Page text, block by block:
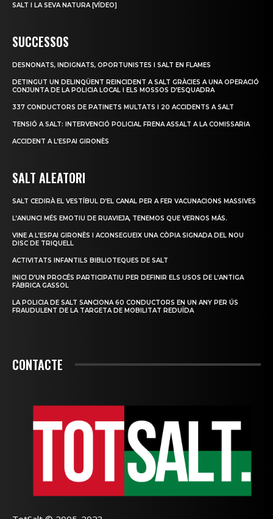
SALT I LA SEVA NATURA [VÍDEO]
SUCCESSOS
DESNONATS, INDIGNATS, OPORTUNISTES I SALT EN FLAMES
DETINGUT UN DELINQÜENT REINCIDENT A SALT GRÀCIES A UNA OPERACIÓ
CONJUNTA DE LA POLICIA LOCAL I ELS MOSSOS D’ESQUADRA
337 CONDUCTORS DE PATINETS MULTATS I 20 ACCIDENTS A SALT
TENSIÓ A SALT: INTERVENCIÓ POLICIAL FRENA ASSALT A LA COMISSARIA
ACCIDENT A L’ESPAI GIRONÈS
SALT ALEATORI
SALT CEDIRÀ EL VESTÍBUL D’EL CANAL PER A FER VACUNACIONS MASSIVES
L’ANUNCI MÉS EMOTIU DE RUAVIEJA, TENEMOS QUE VERNOS MÁS.
VINE A L’ESPAI GIRONÈS I ACONSEGUEIX UNA CÒPIA SIGNADA DEL NOU
DISC DE TRIQUELL
ACTIVITATS INFANTILS BIBLIOTEQUES DE SALT
INICI D’UN PROCÉS PARTICIPATIU PER DEFINIR ELS USOS DE L’ANTIGA
FÀBRICA GASSOL
LA POLICIA DE SALT SANCIONA 60 CONDUCTORS EN UN ANY PER ÚS
FRAUDULENT DE LA TARGETA DE MOBILITAT REDUÏDA
CONTACTE